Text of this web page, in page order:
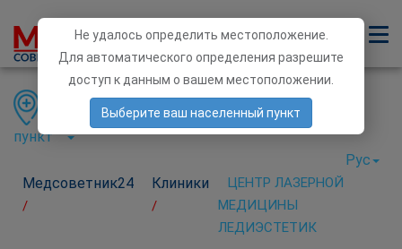
Медсоветник24
/
Клиники
/
ЦЕНТР ЛАЗЕРНОЙ
МЕДИЦИНЫ
ЛЕДИЭСТЕТИК
Область Район
Населенный
пункт
Рус
Не удалось определить местоположение.
Для автоматического определения разрешите
доступ к данным о вашем местоположении.
Выберите ваш населенный пункт